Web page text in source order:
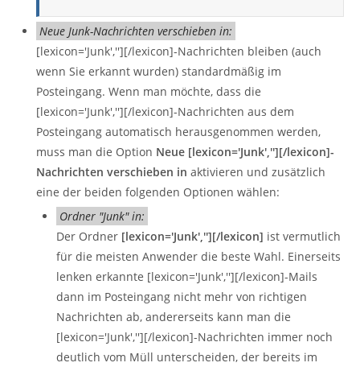
Neue Junk-Nachrichten verschieben in:
[lexicon='Junk',''][/lexicon]-Nachrichten bleiben (auch
wenn Sie erkannt wurden) standardmäßig im
Posteingang. Wenn man möchte, dass die
[lexicon='Junk',''][/lexicon]-Nachrichten aus dem
Posteingang automatisch herausgenommen werden,
muss man die Option Neue [lexicon='Junk',''][/lexicon]-
Nachrichten verschieben in aktivieren und zusätzlich
eine der beiden folgenden Optionen wählen:
Ordner "Junk" in:
Der Ordner [lexicon='Junk',''][/lexicon] ist vermutlich
für die meisten Anwender die beste Wahl. Einerseits
lenken erkannte [lexicon='Junk',''][/lexicon]-Mails
dann im Posteingang nicht mehr von richtigen
Nachrichten ab, andererseits kann man die
[lexicon='Junk',''][/lexicon]-Nachrichten immer noch
deutlich vom Müll unterscheiden, der bereits im